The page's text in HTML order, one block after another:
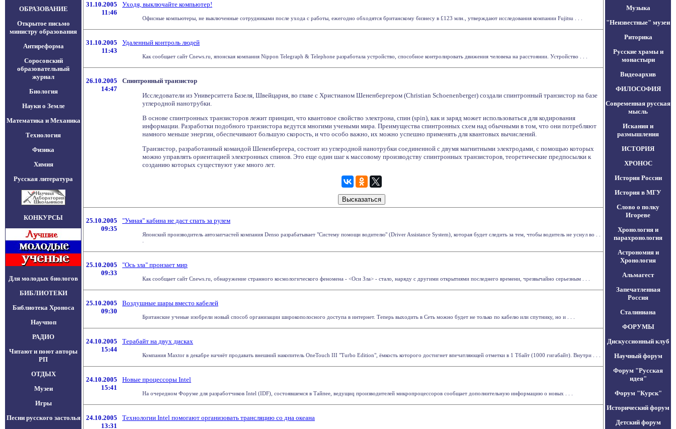
ОБРАЗОВАНИЕ
Открытое письмо
министру образования
Антиреформа
Соросовский
образовательный
журнал
Биология
Науки о Земле
Математика и Механика
Технология
Физика
Химия
Русская литература
КОНКУРСЫ
Для молодых биологов
БИБЛИОТЕКИ
Библиотека Хроноса
Научпоп
РАДИО
Читают и поют авторы
РП
ОТДЫХ
Музеи
Игры
Песни русского застолья
31.10.2005
11:46
Уходя, выключайте компьютер!
Офисные компьютеры, не выключенные сотрудниками после ухода с работы, ежегодно обходятся британскому бизнесу в £123 млн., утверждают исследования компании Fujitsu . . .
31.10.2005
11:43
Удаленный контроль людей
Как сообщает сайт Cnews.ru, японская компания Nippon Telegraph & Telephone разработала устройство, способное контролировать движения человека на расстоянии. Устройство . . .
26.10.2005
14:47
Спинтронный транзистор
Исследователи из Университета Базеля, Швейцария, во главе с Христианом Шененбергером (Christian Schoenenberger) создали спинтронный транзистор на базе
углеродной нанотрубки.
В основе спинтронных транзисторов лежит принцип, что квантовое свойство электрона, спин (spin), как и заряд может использоваться для кодирования
информации. Разработки подобного транзистора ведутся многими учеными мира. Преимущества спинтронных схем над обычными в том, что они потребляют
намного меньше энергии, обеспечивают большую скорость, и что особо важно, их можно успешно применять для квантовых вычислений.
Транзистор, разработанный командой Шененбергера, состоит из углеродной нанотрубки соединенной с двумя магнитными электродами, с помощью которых
можно управлять ориентацией электронных спинов. Это еще один шаг к массовому производству спинтронных транзисторов, теоретические предпосылки к
созданию которых существуют уже много лет.
25.10.2005
09:35
"Умная" кабина не даст спать за рулем
Японский производитель автозапчастей компания Denso разрабатывает "Систему помощи водителю" (Driver Assistance System), которая будет следить за тем, чтобы водитель не уснул во . .
25.10.2005
09:33
"Ось зла" пронзает мир
Как сообщает сайт Cnews.ru, обнаружение странного космологического феномена - <Оси Зла> - стало, наряду с другими открытиями последнего времени, чрезвычайно серьезным . . .
25.10.2005
09:30
Воздушные шары вместо кабелей
Британские ученые изобрели новый способ организации широкополосного доступа в интернет. Теперь выходить в Сеть можно будет не только по кабелю или спутнику, но и . . .
24.10.2005
15:44
Терабайт на двух дисках
Компания Maxtor в декабре начнёт продавать внешний накопитель OneTouch III "Turbo Edition", ёмкость которого достигнет впечатляющей отметки в 1 Тбайт (1000 гигабайт). Внутри . . .
24.10.2005
15:41
Новые процессоры Intel
На очередном Форуме для разработчиков Intel (IDF), состоявшемся в Тайпее, ведущиq производителей микропроцессоров сообщает дополнительную информацию о новых . . .
24.10.2005
13:31
Технологии Intel помогают организовать трансляцию со дна океана
Музыка
"Неизвестные" музеи
Риторика
Русские храмы и
монастыри
Видеоархив
ФИЛОСОФИЯ
Современная русская
мысль
Искания и
размышления
ИСТОРИЯ
ХРОНОС
История России
История в МГУ
Слово о полку
Игореве
Хронология и
парахронология
Астрономия и
Хронология
Альмагест
Запечатленная
Россия
Сталиниана
ФОРУМЫ
Дискуссионный клуб
Научный форум
Форум "Русская
идея"
Форум "Курск"
Исторический форум
Детский форум